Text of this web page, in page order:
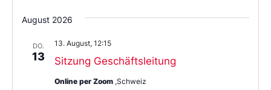
Sie
das
aus.
August 2026
DO.
13 Sitzung Geschäftsleitung
13. August, 12:15
Online per Zoom ,Schweiz